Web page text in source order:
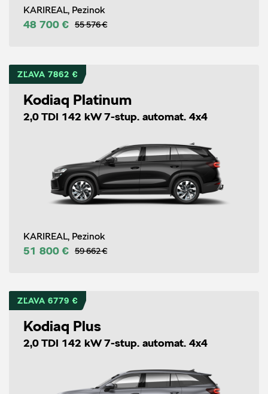
KARIREAL, Pezinok
48 700 € 55 576 €
ZĽAVA 7862 €
Kodiaq Platinum
2,0 TDI 142 kW 7-stup. automat. 4x4
KARIREAL, Pezinok
51 800 € 59 662 €
ZĽAVA 6779 €
Kodiaq Plus
2,0 TDI 142 kW 7-stup. automat. 4x4